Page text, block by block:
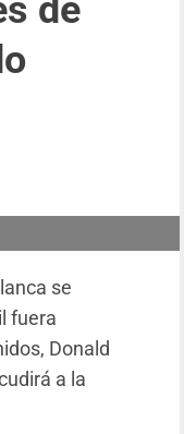
de
se
fuera
Donald
a la